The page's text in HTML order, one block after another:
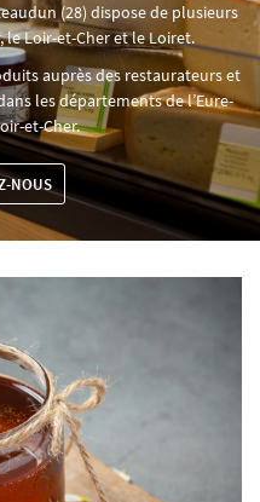
(28) dispose de plusieurs
le Loir-et-Cher et le Loiret.
auprès des restaurateurs et
les départements de l’Eure-
et-Cher.
NOUS